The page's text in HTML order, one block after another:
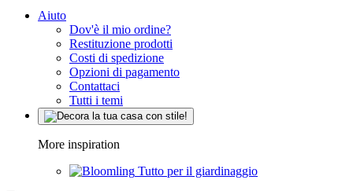
Aiuto
Dov'è il mio ordine?
Restituzione prodotti
Costi di spedizione
Opzioni di pagamento
Contattaci
Tutti i temi
More inspiration
Tutto per il giardinaggio